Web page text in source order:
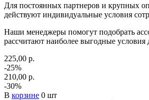
Для постоянных партнеров и крупных
действуют индивидуальные условия
Наши менеджеры помогут подобрать
рассчитают наиболее выгодные условия
225,00 р.
-25%
210,00 р.
-30%
В корзине 0 шт